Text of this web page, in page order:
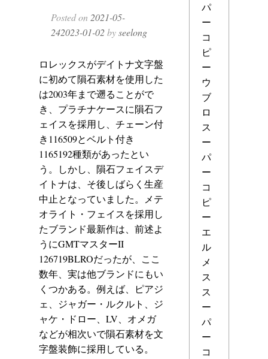
Posted on 2021-05-
242023-01-02byseelong
ロレックスがデイトナ文字盤
に初めて隕石素材を使用した
は2003年まで遡ることがで
き、プラチナケースに隕石フ
ェイスを採用し、チェーン付
き116509とベルト付き
1165192種類があったとい
う。しかし、隕石フェイスデ
イトナは、そ後しばらく生産
中止となっていました。メテ
オライト・フェイスを採用し
たブランド最新作は、前述よ
うにGMTマスターII
126719BLROだったが、ここ
数年、実は他ブランドにもい
くつかある。例えば、ピアジ
ェ、ジャガー・ルクルト、ジ
ャケ・ドロー、LV、オメガ
などが相次いで隕石素材を文
字盤装飾に採用している。
パ
ー
コ
ピ
ー
ウ
ブ
ロ
ス
ー
パ
ー
コ
ピ
ー
エ
ル
メ
ス
ス
ー
パ
ー
コ